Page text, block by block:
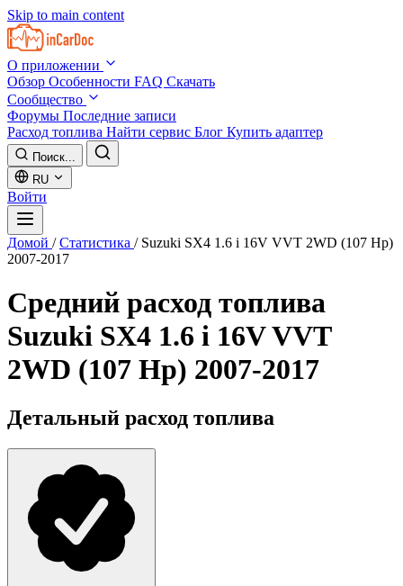
Skip to main content
О приложении
Обзор Особенности FAQ Скачать
Сообщество
Форумы Последние записи
Расход топлива Найти сервис Блог Купить адаптер
Поиск...
RU
Войти
Домой / Статистика / Suzuki SX4 1.6 i 16V VVT 2WD (107 Hp)
2007-2017
Средний расход топлива
Suzuki SX4 1.6 i 16V VVT
2WD (107 Hp) 2007-2017
Детальный расход топлива